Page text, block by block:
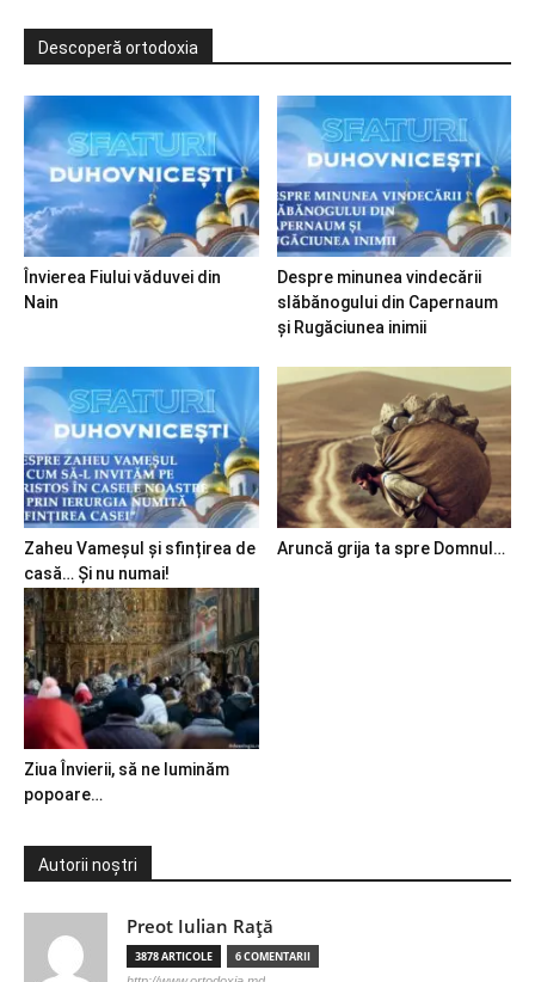
Descoperă ortodoxia
Învierea Fiului văduvei din
Nain
Despre minunea vindecării
slăbănogului din Capernaum
și Rugăciunea inimii
Zaheu Vameșul și sfințirea de
casă… Și nu numai!
Aruncă grija ta spre Domnul…
Ziua Învierii, să ne luminăm
popoare…
Autorii noștri
Preot Iulian Raţă
3878 ARTICOLE 6 COMENTARII